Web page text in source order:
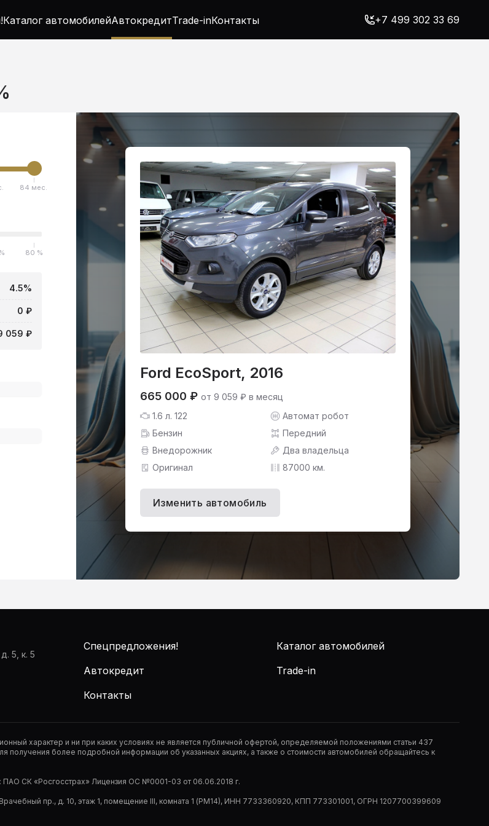
Каталог автомобилейАвтокредитTrade-inКонтакты +7 499 302 33 69
Ford EcoSport, 2016
665 000 ₽ от 9 059 ₽ в месяц
1.6 л. 122
Автомат робот
Бензин
Передний
Внедорожник
Два владельца
Оригинал
87000 км.
Изменить автомобиль
84 мес.
80 %
4.5%
0 ₽
059 ₽
5, к. 5
Спецпредложения!
Каталог автомобилей
Автокредит
Trade-in
Контакты
характер и ни при каких условиях не является публичной офертой, определяемой положениями статьи 437
получения более подробной информации об указанных акциях, а также о стоимости автомобилей обращайтесь к
СК «Росгосстрах» Лицензия ОС №0001-03 от 06.06.2018 г.
пр., д. 10, этаж 1, помещение III, комната 1 (РМ14), ИНН 7733360920, КПП 773301001, ОГРН 1207700399609